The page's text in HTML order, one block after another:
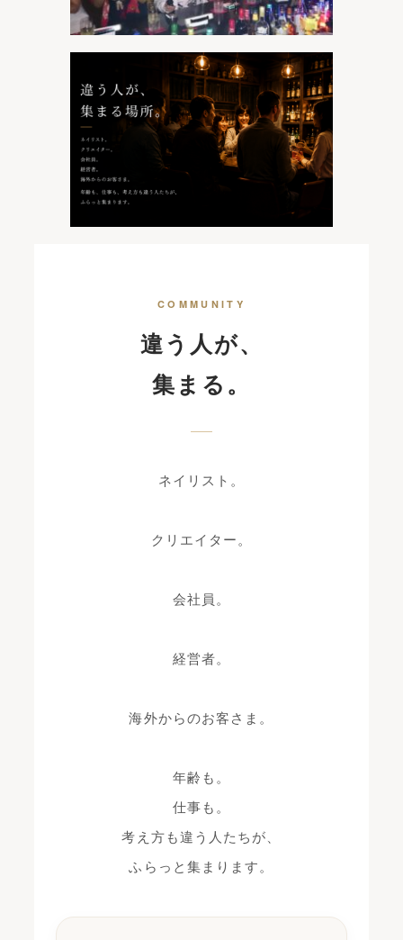
COMMUNITY
違う人が、
集まる。
ネイリスト。
クリエイター。
会社員。
経営者。
海外からのお客さま。
年齢も。
仕事も。
考え方も違う人たちが、
ふらっと集まります。